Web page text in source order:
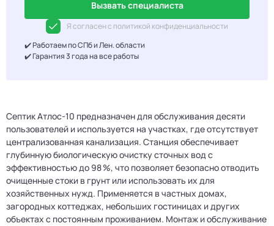
Вызвать специалиста
Я согласен с политикой конфиденциальности
✔️ Работаем по СПб и Лен. области
✔️ Гарантия 3 года на все работы
Септик Атлос-10 предназначен для обслуживания десяти
пользователей и используется на участках, где отсутствует
централизованная канализация. Станция обеспечивает
глубинную биологическую очистку сточных вод с
эффективностью до 98 %, что позволяет безопасно отводить
очищенные стоки в грунт или использовать их для
хозяйственных нужд. Применяется в частных домах,
загородных коттеджах, небольших гостиницах и других
объектах с постоянным проживанием. Монтаж и обслуживание